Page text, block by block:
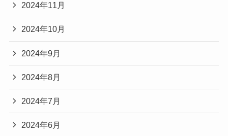
2024年11月
2024年10月
2024年9月
2024年8月
2024年7月
2024年6月